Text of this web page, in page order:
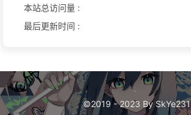
本站总访问量 :
最后更新时间 :
©2019 - 2023 By SkYe231